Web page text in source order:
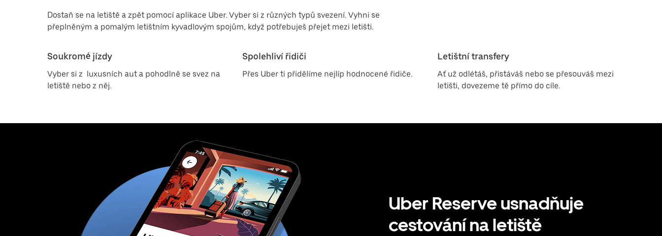
Dostaň se na letiště a zpět pomocí aplikace Uber. Vyber si z různých typů svezení. Vyhni se
přeplněným a pomalým letištním kyvadlovým spojům, když potřebuješ přejet mezi letišti.
Soukromé jízdy
Vyber si z luxusních aut a pohodlně se svez na
letiště nebo z něj.
Spolehliví řidiči
Přes Uber ti přidělíme nejlíp hodnocené řidiče.
Letištní transfery
Ať už odlétáš, přistáváš nebo se přesouváš mezi
letišti, dovezeme tě přímo do cíle.
Uber Reserve usnadňuje
cestování na letiště